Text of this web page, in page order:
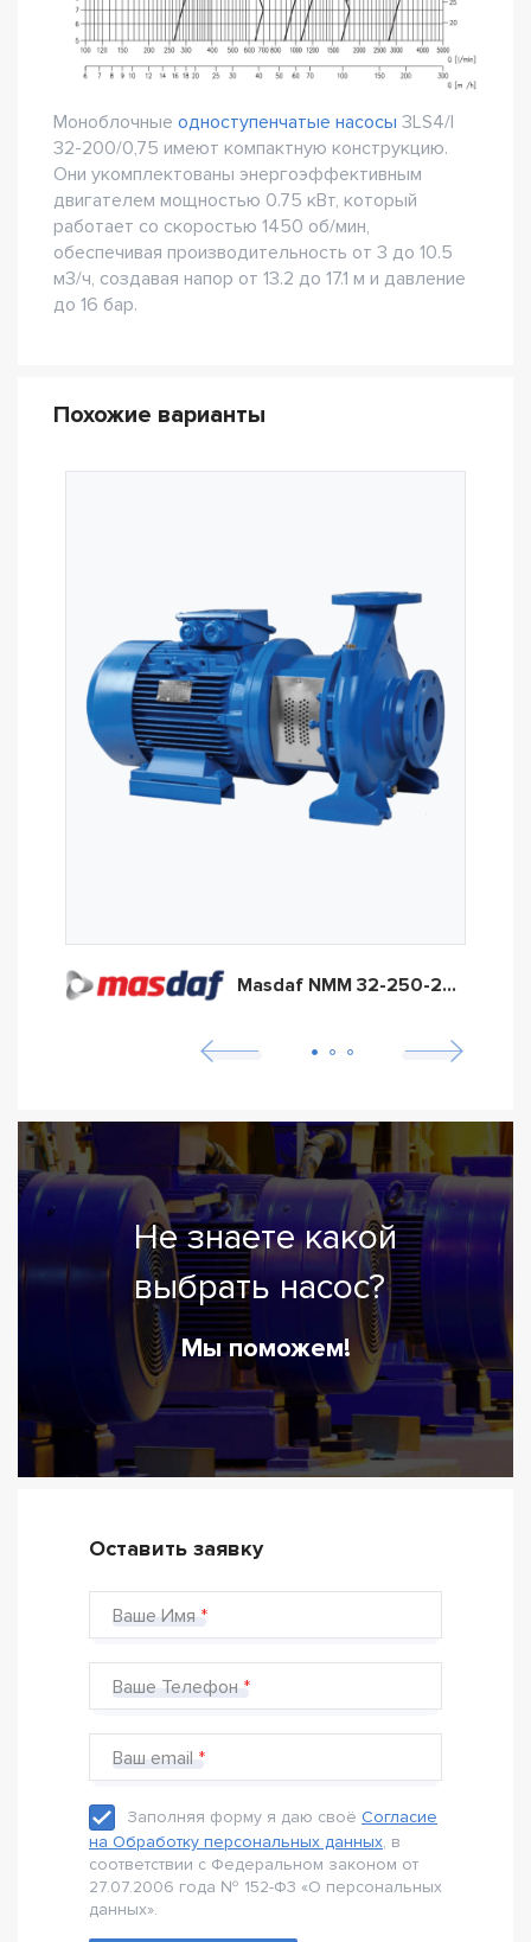
Моноблочные одноступенчатые насосы 3LS4/I
32-200/0,75 имеют компактную конструкцию.
Они укомплектованы энергоэффективным
двигателем мощностью 0.75 кВт, который
работает со скоростью 1450 об/мин,
обеспечивая производительность от 3 до 10.5
м3/ч, создавая напор от 13.2 до 17.1 м и давление
до 16 бар.
Похожие варианты
Masdaf NMM 32-250-230
Не знаете какой
выбрать насос?
Мы поможем!
Оставить заявку
Ваше Имя
Ваше Телефон
Ваш email
Заполняя форму я даю своё Согласие
на Обработку персональных данных, в
соответствии с Федеральном законом от
27.07.2006 года № 152-Ф3 «О персональных
данных».